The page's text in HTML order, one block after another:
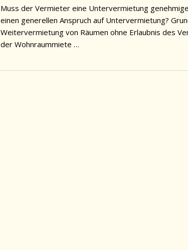
Muss der Vermieter eine Untervermietung
einen generellen Anspruch auf Untervermietung?
Weitervermietung von Räumen ohne Erlaubnis des
der Wohnraummiete …